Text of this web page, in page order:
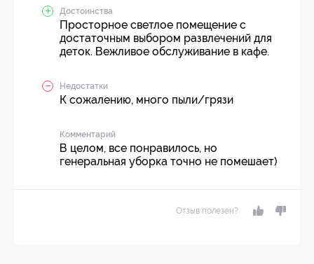
Достоинства
Просторное светлое помещение с
достаточным выбором развлечений для
деток. Вежливое обслуживание в кафе.
Недостатки
К сожалению, много пыли/грязи
Комментарий
В целом, все понравилось, но
генеральная уборка точно не помешает)
Отзыв полезен?